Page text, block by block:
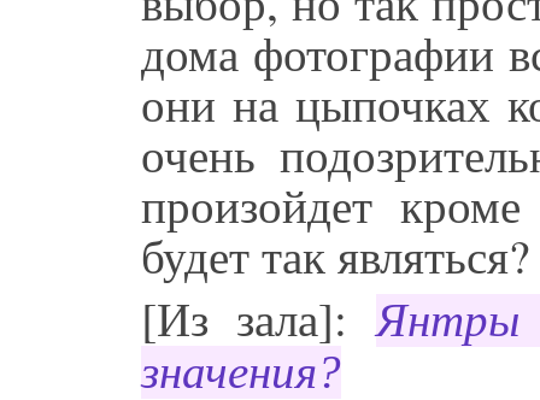
дома фотографии
они на цыпочках
очень
произойдет
будет так
[Из зала]:Янтры
значения?